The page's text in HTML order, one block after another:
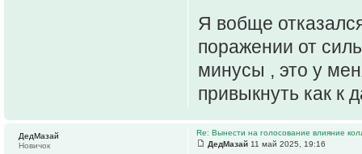
Я вобще
поражении от
минусы , это у
привыкнуть как к
Re: Вынести на голосование влияние
ДедМазай 11 май 2025, 19:16
ДедМазай
Новичок